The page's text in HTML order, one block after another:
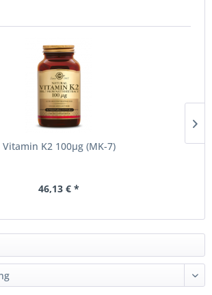
Vitamin K2 100µg (MK-7)
46,13 € *